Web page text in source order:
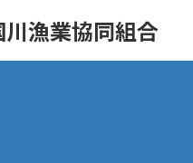
川漁業協同組合